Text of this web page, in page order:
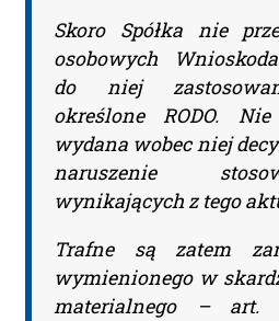
Please leave this
Aktualności Plus
Wyszukiwarka
Wyszukiwarka
Adres e-mail:
Nazwa Firmy:
Skoro Spółka nie
osobowych
do niej
określone RODO.
wydana wobec niej
naruszenie
wynikających z tego
Trafne są zatem
wymienionego w
materialnego – art.